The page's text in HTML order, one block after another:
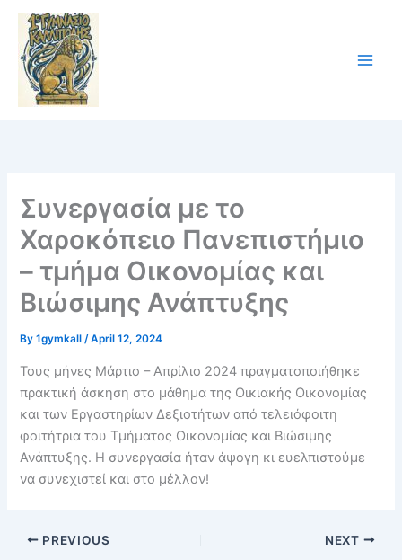
Skip
content
Συνεργασία με το
Χαροκόπειο Πανεπιστήμιο
– τμήμα Οικονομίας και
Βιώσιμης Ανάπτυξης
By1gymkall/April 12, 2024
Τους μήνες Μάρτιο – Απρίλιο 2024 πραγματοποιήθηκε
πρακτική άσκηση στο μάθημα της Οικιακής Οικονομίας
και των Εργαστηρίων Δεξιοτήτων από τελειόφοιτη
φοιτήτρια του Τμήματος Οικονομίας και Βιώσιμης
Ανάπτυξης. Η συνεργασία ήταν άψογη κι ευελπιστούμε
να συνεχιστεί και στο μέλλον!
PREVIOUS NEXT